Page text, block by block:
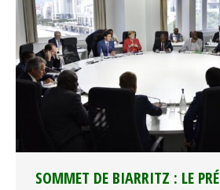
SOMMET DE BIARRITZ : LE